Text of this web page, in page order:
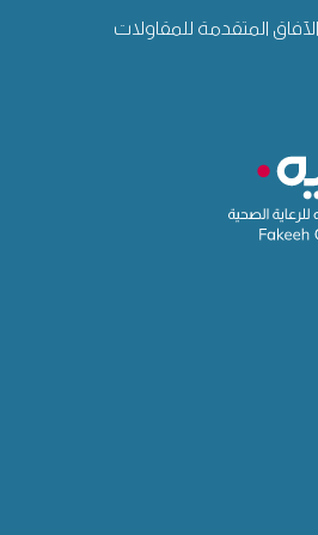
المتقدمة للمقاولات